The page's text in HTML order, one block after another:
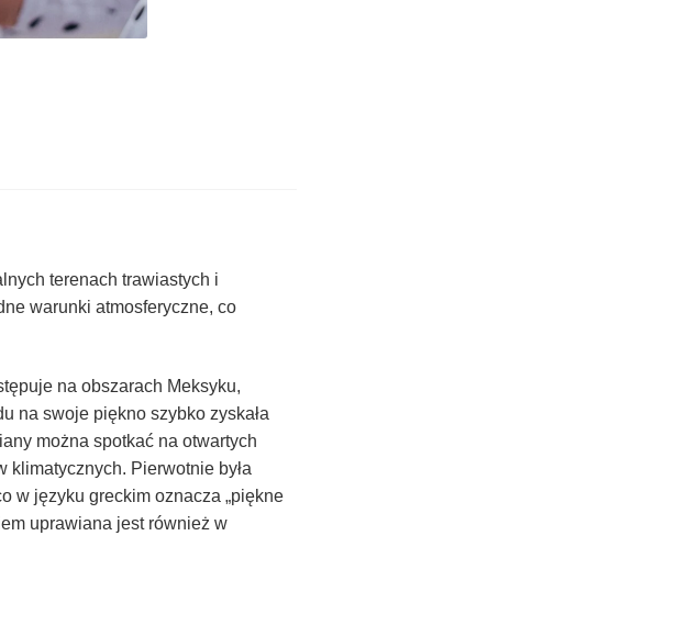
terenach trawiastych i
warunki atmosferyczne, co
na obszarach Meksyku,
na swoje piękno szybko zyskała
można spotkać na otwartych
klimatycznych. Pierwotnie była
w języku greckim oznacza „piękne
uprawiana jest również w